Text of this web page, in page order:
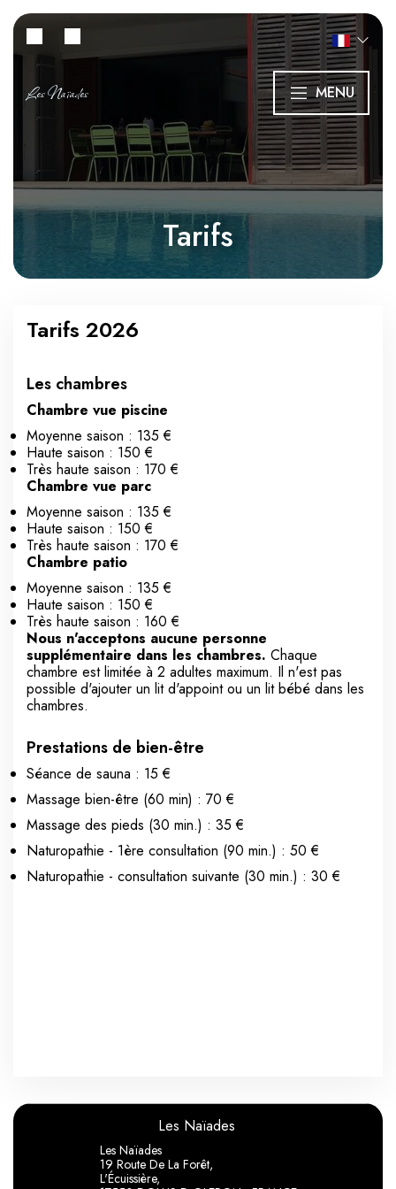
Les Naïades MENU
Tarifs
Tarifs 2026
Les chambres
Chambre vue piscine
Moyenne saison : 135 €
Haute saison : 150 €
Très haute saison : 170 €
Chambre vue parc
Moyenne saison : 135 €
Haute saison : 150 €
Très haute saison : 170 €
Chambre patio
Moyenne saison : 135 €
Haute saison : 150 €
Très haute saison : 160 €
Nous n'acceptons aucune personne
supplémentaire dans les chambres. Chaque
chambre est limitée à 2 adultes maximum. Il n'est pas
possible d'ajouter un lit d'appoint ou un lit bébé dans les
chambres.
Prestations de bien-être
Séance de sauna : 15 €
Massage bien-être (60 min) : 70 €
Massage des pieds (30 min.) : 35 €
Naturopathie - 1ère consultation (90 min.) : 50 €
Naturopathie - consultation suivante (30 min.) : 30 €
Les Naïades
Les Naïades
19 Route De La Forêt,
L'Écuissière,